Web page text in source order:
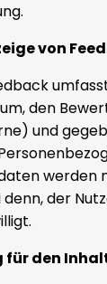
von
den
und
werden
der
den